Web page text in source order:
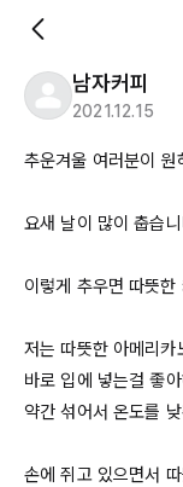
남자커피
2021.12.15
추운겨울 여러분이
요새 날이 많이 춥습
이렇게 추우면 따뜻
저는 따뜻한 아메리카
바로 입에 넣는걸 좋
약간 섞어서 온도를
손에 쥐고 있으면서